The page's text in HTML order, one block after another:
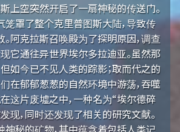
上空突然开启了一扇神秘的传送门。
罩了整个克里普图斯大陆，导致传
阿克拉斯召唤殿为了探明原因，调查
它通往异世界埃尔多拉迪亚。虽然那
如今已不见人类的踪影；取而代之的
在郁郁葱葱的自然环境中游荡，吞噬
这片废墟之中，一种名为“埃尔德碎
现，同时还发现了相关的研究文献。
秘的矿物，其中蕴含着包括人类记